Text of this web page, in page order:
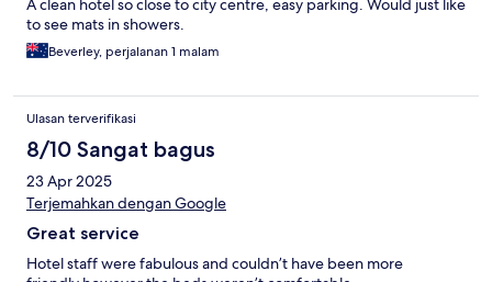
A clean hotel so close to city centre, easy parking. Would just like
to see mats in showers.
Beverley, perjalanan 1 malam
Ulasan terverifikasi
8/10 Sangat bagus
23 Apr 2025
Terjemahkan dengan Google
Great service
Hotel staff were fabulous and couldn’t have been more